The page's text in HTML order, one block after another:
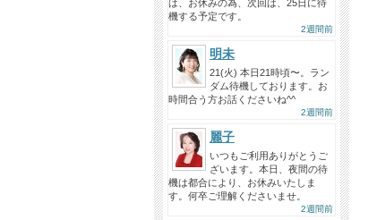
は、お休みの為、次回は、25日に待
機する予定です。
2週間前
明未
21(火) 本日21時頃〜。ラン
ダム待機しております。お
時間合う方お話くださいね^^
2週間前
麗子
いつもご利用ありがとうご
ざいます。本日、夜間の待
機は都合により、お休みいたしま
す。何卒ご理解くださいませ。
2週間前